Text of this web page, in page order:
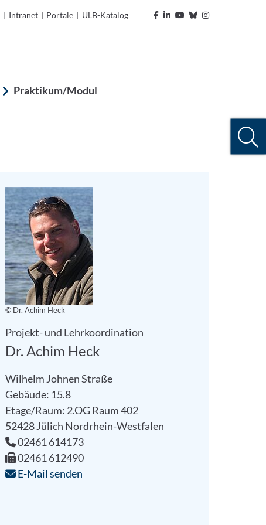
| Intranet | Portale | ULB-Katalog
Praktikum/Modul
© Dr. Achim Heck
Projekt- und Lehrkoordination
Dr. Achim Heck
Wilhelm Johnen Straße
Gebäude: 15.8
Etage/Raum: 2.OG Raum 402
52428Jülich Nordrhein-Westfalen
02461 614173
02461 612490
E-Mail senden